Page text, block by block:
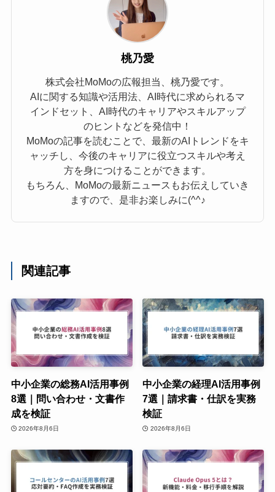
桃乃愛
株式会社MoMoの広報担当、桃乃愛です。
AIに関する知識や活用法、AI時代に求められるマ
インドセット、AI時代のキャリアやスキルアップ
のヒントなどを発信中！
MoMoの記事を読むことで、最新のAIトレンドをキ
ャッチし、今後のキャリアに役立つスキルや考え
方を身につけることができます。
もちろん、MoMoの最新ニュースもお伝えしていき
ますので、是非お楽しみに(^^♪
関連記事
中小企業の総務AI活用事例
8選｜問い合わせ・文書作
成を検証
2026年8月6日
中小企業の経理AI活用事例
7選｜請求書・仕訳を実務
検証
2026年8月6日